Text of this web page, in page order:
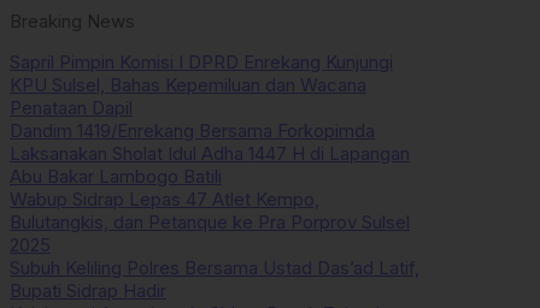
Breaking News
Sapril Pimpin Komisi I DPRD Enrekang Kunjungi
KPU Sulsel, Bahas Kepemiluan dan Wacana
Penataan Dapil
Dandim 1419/Enrekang Bersama Forkopimda
Laksanakan Sholat Idul Adha 1447 H di Lapangan
Abu Bakar Lambogo Batili
Wabup Sidrap Lepas 47 Atlet Kempo,
Bulutangkis, dan Petanque ke Pra Porprov Sulsel
2025
Subuh Keliling Polres Bersama Ustad Das’ad Latif,
Bupati Sidrap Hadir